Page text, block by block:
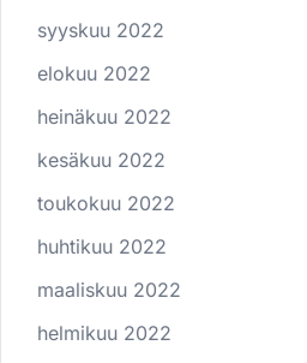
syyskuu 2022
elokuu 2022
heinäkuu 2022
kesäkuu 2022
toukokuu 2022
huhtikuu 2022
maaliskuu 2022
helmikuu 2022